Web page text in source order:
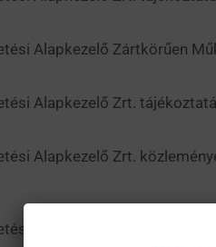
Alapkezelő Zártkörűen
Alapkezelő Zrt.
Alapkezelő Zrt. közleménye
Alapkezelő Zrt.